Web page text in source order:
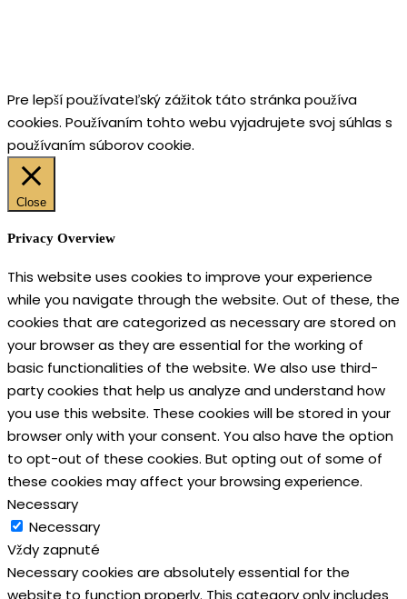
Pre lepší používateľský zážitok táto stránka používa
cookies. Používaním tohto webu vyjadrujete svoj súhlas s
používaním súborov cookie.
Close
Privacy Overview
This website uses cookies to improve your experience
while you navigate through the website. Out of these, the
cookies that are categorized as necessary are stored on
your browser as they are essential for the working of
basic functionalities of the website. We also use third-
party cookies that help us analyze and understand how
you use this website. These cookies will be stored in your
browser only with your consent. You also have the option
to opt-out of these cookies. But opting out of some of
these cookies may affect your browsing experience.
Necessary
Necessary
Vždy zapnuté
Necessary cookies are absolutely essential for the
website to function properly. This category only includes